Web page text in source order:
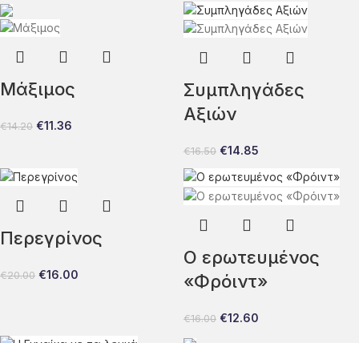
Μάξιμος
€14.20 €11.36
Συμπληγάδες
Αξιών
€16.50 €14.85
Περεγρίνος
€20.00 €16.00
Ο ερωτευμένος
«Φρόιντ»
€16.00 €12.60